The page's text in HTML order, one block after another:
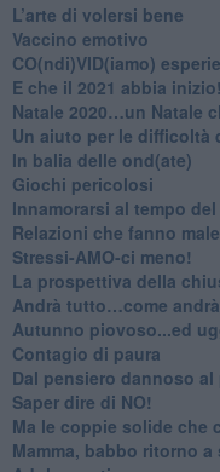
L’arte di volersi bene
​Vaccino emotivo
CO(ndi)VID(iamo)
​E che il 2021 abbia inizio!
​Natale 2020…un Natale
Un aiuto per le
​In balia delle ond(ate)
Giochi pericolosi
Innamorarsi al tempo
​Relazioni che fanno
​Stressi-AMO-ci meno!
​La prospettiva della
​Andrà tutto…come
Autunno piovoso...ed
​Contagio di paura
​Dal pensiero dannoso
​Saper dire di NO!
​Ma le coppie solide che
​Mamma, babbo ritorno a